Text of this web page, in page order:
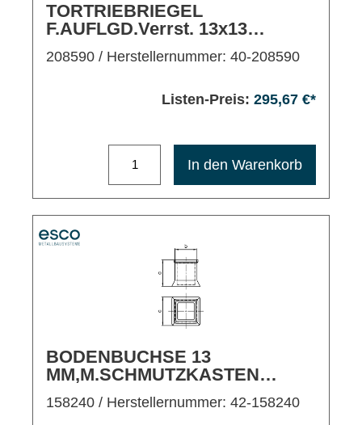
TORTRIEBRIEGEL
F.AUFLGD.Verrst. 13x13
Dreipkt.Stellg AL-EV1 R
208590 / Herstellernummer: 40-208590
Listen-Preis: 295,67 €*
In den Warenkorb
BODENBUCHSE 13
MM,M.SCHMUTZKASTEN
VERZ.
158240 / Herstellernummer: 42-158240